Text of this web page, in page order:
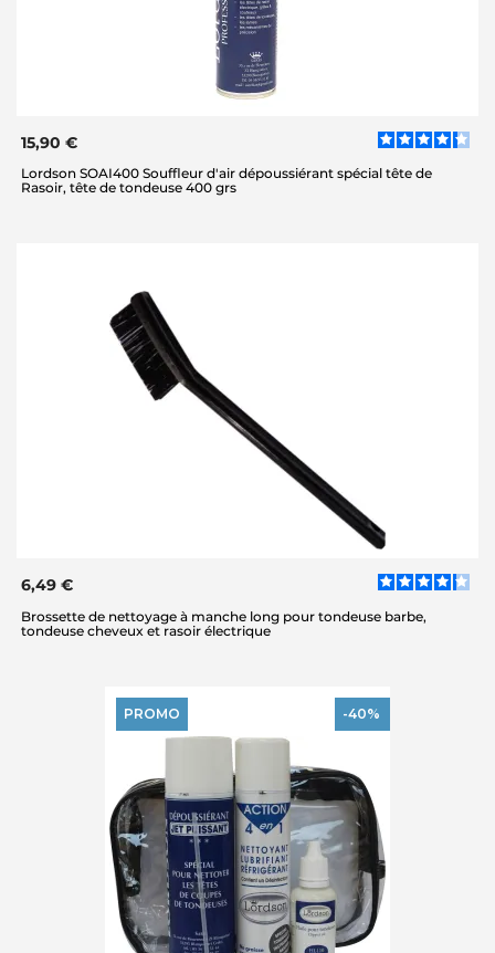
15,90 €
Lordson SOAI400 Souffleur d'air dépoussiérant spécial tête de
Rasoir, tête de tondeuse 400 grs
6,49 €
Brossette de nettoyage à manche long pour tondeuse barbe,
tondeuse cheveux et rasoir électrique
PROMO -40%